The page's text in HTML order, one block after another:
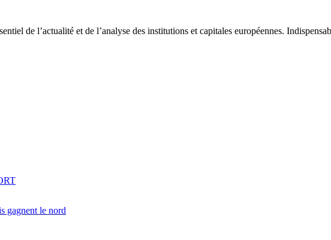
de l’actualité et de l’analyse des institutions et capitales européennes.
gagnent le nord